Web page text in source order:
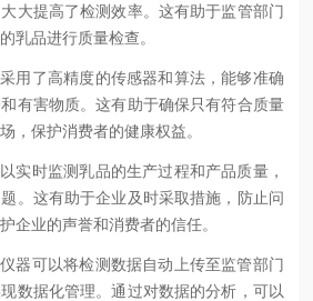
大提高了检测效率。这有助于监管部门
乳品进行质量检查。
了高精度的传感器和算法，能够准确
有害物质。这有助于确保只有符合质量
，保护消费者的健康权益。
时监测乳品的生产过程和产品质量，
。这有助于企业及时采取措施，防止问
企业的声誉和消费者的信任。
可以将检测数据自动上传至监管部门
数据化管理。通过对数据的分析，可以